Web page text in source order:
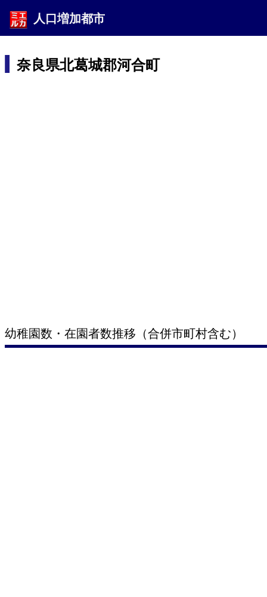
人口増加都市
奈良県北葛城郡河合町
幼稚園数・在園者数推移（合併市町村含む）